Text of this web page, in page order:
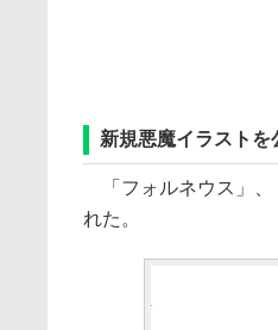
新規悪魔イラストを
「フォルネウス」、
れた。